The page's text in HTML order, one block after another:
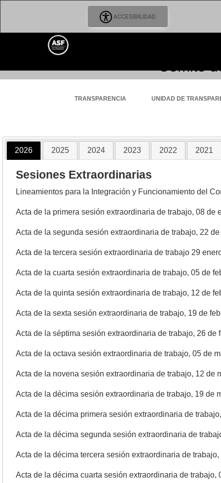
ACCESIBILIDAD
TRANSPARENCIA UNIDAD DE
Comité
2026 2025 2024 2023 2022 2021
Sesiones Extraordinarias
Lineamientos para la Integración y Funcionamiento del
Acta de la primera sesión extraordinaria de trabajo, 08 de
Acta de la segunda sesión extraordinaria de trabajo, 22
Acta de la tercera sesión extraordinaria de trabajo 29
Acta de la cuarta sesión extraordinaria de trabajo, 05 de
Acta de la quinta sesión extraordinaria de trabajo, 12 de
Acta de la sexta sesión extraordinaria de trabajo, 19 de
Acta de la séptima sesión extraordinaria de trabajo, 26 de
Acta de la octava sesión extraordinaria de trabajo, 05 de
Acta de la novena sesión extraordinaria de trabajo, 12 de
Acta de la décima sesión extraordinaria de trabajo, 19 de
Acta de la décima primera sesión extraordinaria de
Acta de la décima segunda sesión extraordinaria de
Acta de la décima tercera sesión extraordinaria de
Acta de la décima cuarta sesión extraordinaria de trabajo,